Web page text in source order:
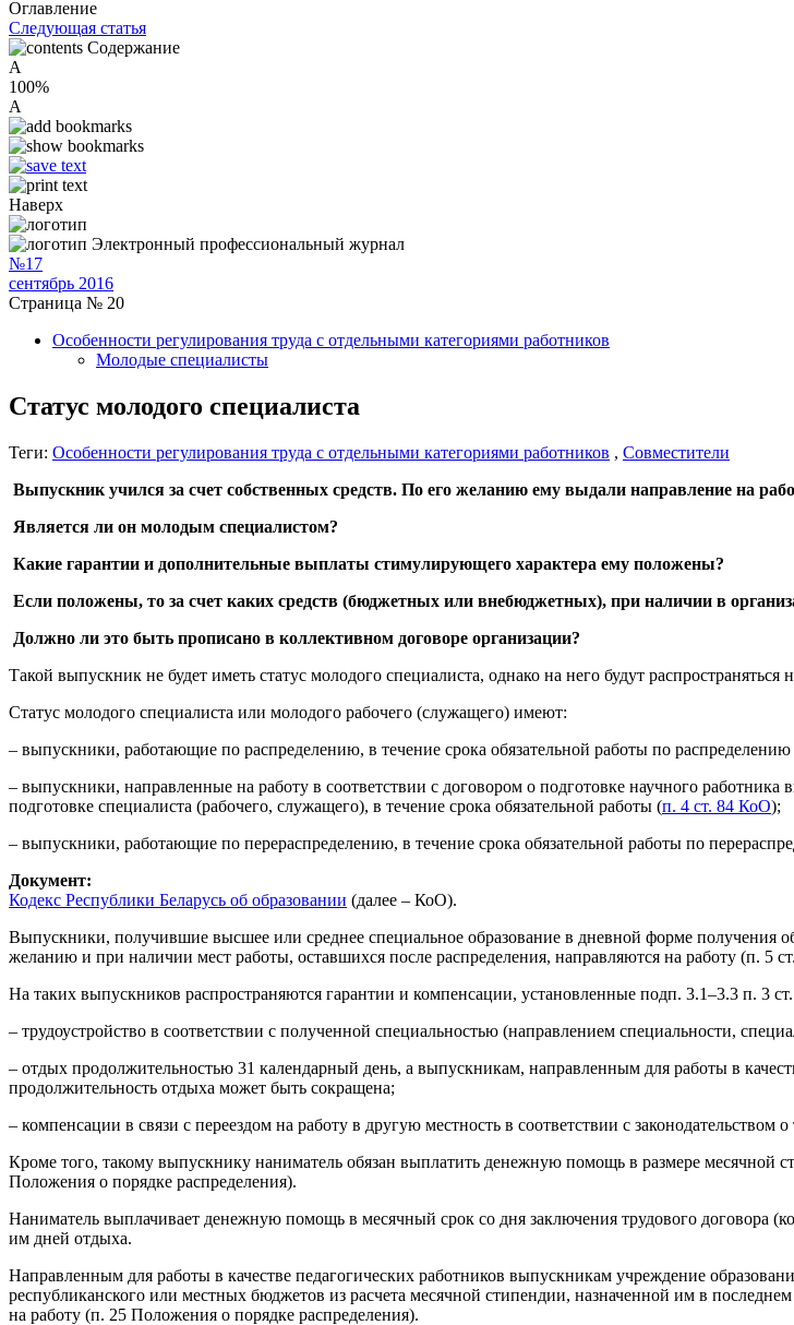
Оглавление
Следующая статья
Содержание
A
100%
A
Наверх
Электронный профессиональный журнал
№17
сентябрь 2016
Страница № 20
Особенности регулирования труда с отдельными категориями работников
Молодые специалисты
Статус молодого специалиста
Теги: Особенности регулирования труда с отдельными категориями работников , Совместители
Выпускник учился за счет собственных средств. По его желанию ему выдали направление на
Является ли он молодым специалистом?
Какие гарантии и дополнительные выплаты стимулирующего характера ему положены?
Если положены, то за счет каких средств (бюджетных или внебюджетных), при наличии в
Должно ли это быть прописано в коллективном договоре организации?
Такой выпускник не будет иметь статус молодого специалиста, однако на него будут
Статус молодого специалиста или молодого рабочего (служащего) имеют:
– выпускники, работающие по распределению, в течение срока обязательной работы по распределению
– выпускники, направленные на работу в соответствии с договором о подготовке научного
подготовке специалиста (рабочего, служащего), в течение срока обязательной работы (п. 4 ст. 84 КоО);
– выпускники, работающие по перераспределению, в течение срока обязательной работы по
Документ:
Кодекс Республики Беларусь об образовании (далее – КоО).
Выпускники, получившие высшее или среднее специальное образование в дневной форме получения
желанию и при наличии мест работы, оставшихся после распределения, направляются на работу (п. 5
На таких выпускников распространяются гарантии и компенсации, установленные подп. 3.1–3.3 п. 3
– трудоустройство в соответствии с полученной специальностью (направлением специальности,
– отдых продолжительностью 31 календарный день, а выпускникам, направленным для работы в
продолжительность отдыха может быть сокращена;
– компенсации в связи с переездом на работу в другую местность в соответствии с законодательством
Кроме того, такому выпускнику наниматель обязан выплатить денежную помощь в размере месячной
Положения о порядке распределения).
Наниматель выплачивает денежную помощь в месячный срок со дня заключения трудового договора
им дней отдыха.
Направленным для работы в качестве педагогических работников выпускникам учреждение
республиканского или местных бюджетов из расчета месячной стипендии, назначенной им в
на работу (п. 25 Положения о порядке распределения).